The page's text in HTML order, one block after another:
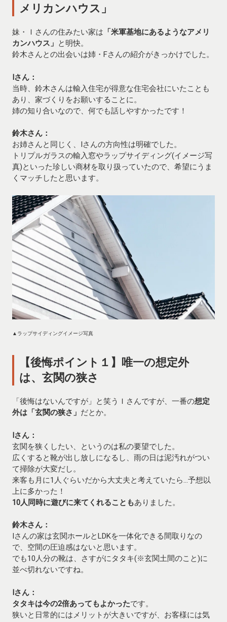
メリカンハウス」
妹・Ｉさんの住みたい家は 「米軍基地にあるようなアメリ
カンハウス」 と明快。
鈴木さんとの出会いは姉・Fさんの紹介がきっかけでした。
Iさん：
当時、鈴木さんは輸入住宅が得意な住宅会社にいたことも
あり、家づくりをお願いすることに。
姉の知り合いなので、何でも話しやすかったです！
鈴木さん：
お姉さんと同じく、Iさんの方向性は明確でした。
トリプルガラスの輸入窓やラップサイディング(イメージ写
真)といった珍しい商材を取り扱っていたので、希望にうま
くマッチしたと思います。
▲ラップサイディングイメージ写真
【後悔ポイント１】唯一の想定外
は、玄関の狭さ
「後悔はないんですが」と笑うＩさんですが、一番の想定
外は「玄関の狭さ」 だとか。
Iさん：
玄関を狭くしたい、というのは私の要望でした。
広くすると靴が出し放しになるし、雨の日は泥汚れがつい
て掃除が大変だし。
来客も月に1人ぐらいだから大丈夫と考えていたら…予想以
上に多かった！
10人同時に遊びに来てくれることもありました。
鈴木さん：
Iさんの家は玄関ホールとLDKを一体化できる間取りなの
で、空間の圧迫感はないと思います。
でも10人分の靴は、さすがにタタキ(※玄関土間のこと)に
並べ切れないですね。
Iさん：
タタキは今の2倍あってもよかったです。
狭いと日常的にはメリットが大きいですが、お客様には気